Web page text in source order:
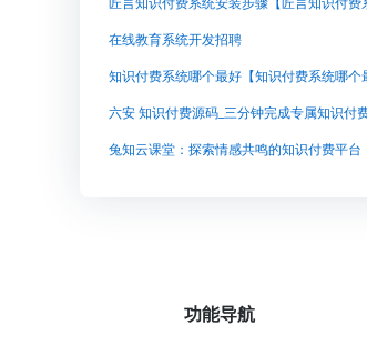
在线教育系统开发招聘
知识付费系统哪个最好【知识付费系统哪个
兔知云课堂：探索情感共鸣的知识付费平台
功能导航